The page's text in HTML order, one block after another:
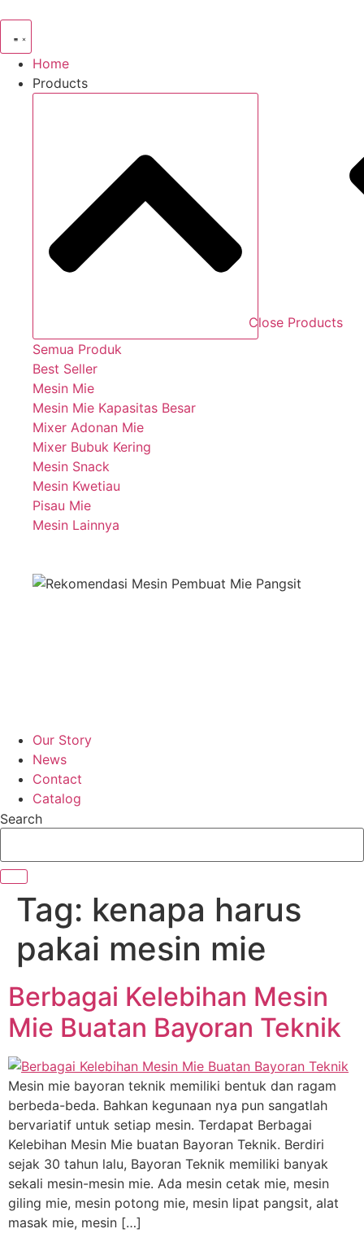
content
Home
Products
Close Products
Semua Produk
Best Seller
Mesin Mie
Mesin Mie Kapasitas Besar
Mixer Adonan Mie
Mixer Bubuk Kering
Mesin Snack
Mesin Kwetiau
Pisau Mie
Mesin Lainnya
Our Story
News
Contact
Catalog
Search
Tag: kenapa harus
pakai mesin mie
Berbagai Kelebihan Mesin
Mie Buatan Bayoran Teknik
Mesin mie bayoran teknik memiliki bentuk dan ragam
berbeda-beda. Bahkan kegunaan nya pun sangatlah
bervariatif untuk setiap mesin. Terdapat Berbagai
Kelebihan Mesin Mie buatan Bayoran Teknik. Berdiri
sejak 30 tahun lalu, Bayoran Teknik memiliki banyak
sekali mesin-mesin mie. Ada mesin cetak mie, mesin
giling mie, mesin potong mie, mesin lipat pangsit, alat
masak mie, mesin […]